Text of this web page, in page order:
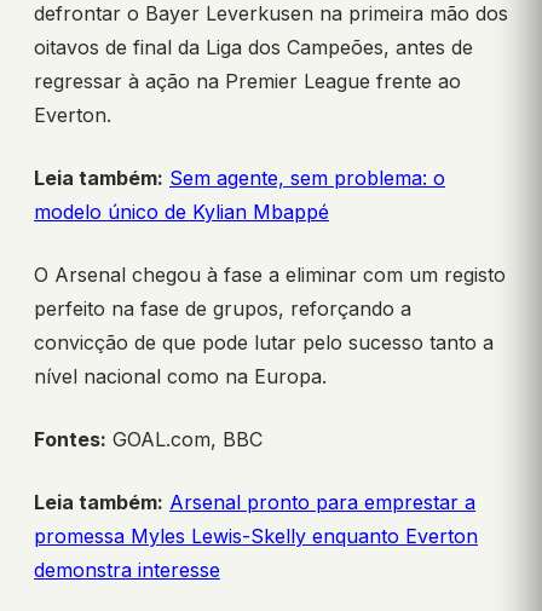
defrontar o Bayer Leverkusen na primeira mão dos
oitavos de final da Liga dos Campeões, antes de
regressar à ação na Premier League frente ao
Everton.
Leia também: Sem agente, sem problema: o
modelo único de Kylian Mbappé
O Arsenal chegou à fase a eliminar com um registo
perfeito na fase de grupos, reforçando a
convicção de que pode lutar pelo sucesso tanto a
nível nacional como na Europa.
Fontes: GOAL.com, BBC
Leia também: Arsenal pronto para emprestar a
promessa Myles Lewis-Skelly enquanto Everton
demonstra interesse